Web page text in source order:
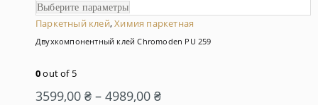
Выберите параметры
Паркетный клей,Химия паркетная
Двухкомпонентный клей Chromoden PU 259
0out of 5
3599,00 ₴ – 4989,00 ₴